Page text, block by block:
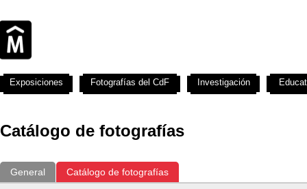
Catálogo de fotografías
General Catálogo de fotografías
Exposiciones Fotografías del CdF Investigación